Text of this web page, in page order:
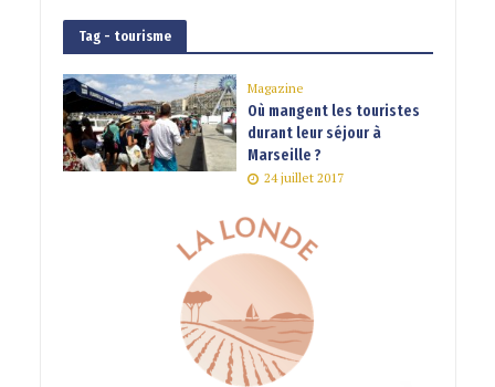
Tag - tourisme
Magazine
Où mangent les touristes
durant leur séjour à
Marseille ?
24 juillet 2017